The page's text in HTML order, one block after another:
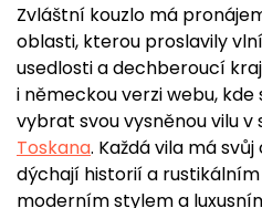
Zvláštní kouzlo má
oblasti, kterou proslavily
usedlosti a dechberoucí
i německou verzi webu,
vybrat svou vysněnou vilu v
Toskana. Každá vila má
dýchají historií a
moderním stylem a